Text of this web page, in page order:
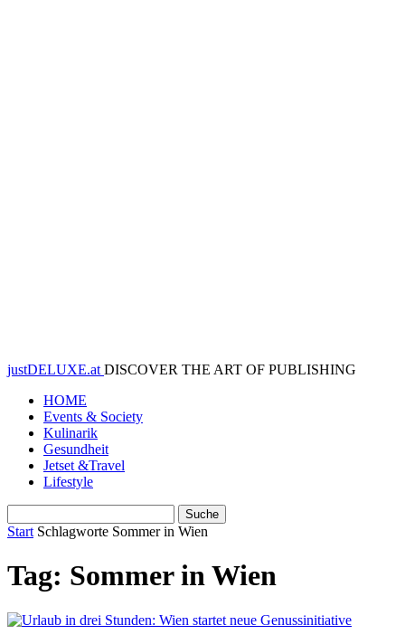
justDELUXE.at DISCOVER THE ART OF PUBLISHING
HOME
Events & Society
Kulinarik
Gesundheit
Jetset &Travel
Lifestyle
Start Schlagworte Sommer in Wien
Tag: Sommer in Wien